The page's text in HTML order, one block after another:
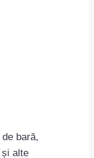
bară,
și alte